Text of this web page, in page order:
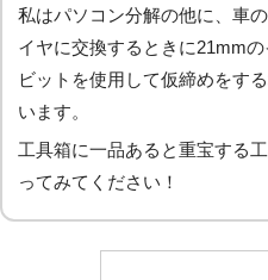
私はパソコン分解の他に、車
イヤに交換するときに21mm
ビットを使用して仮締めをす
います。
工具箱に一品あると重宝する
ってみてください！